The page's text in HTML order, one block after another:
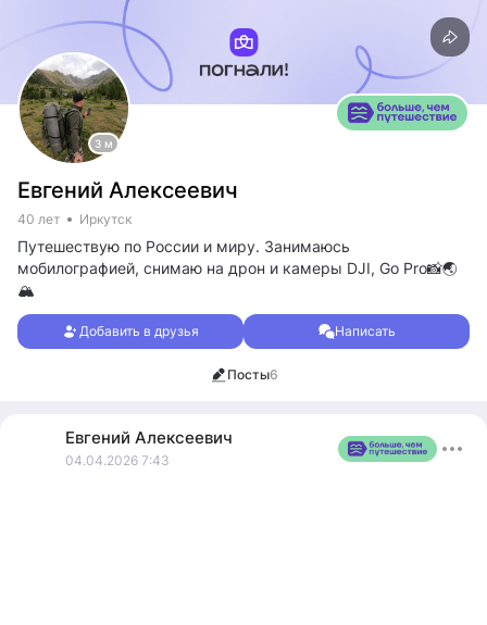
3 м
Евгений Алексеевич
40 лет Иркутск
Путешествую по России и миру. Занимаюсь
мобилографией, снимаю на дрон и камеры DJI, Go Pro📸🌏
🏔️
Добавить в друзья Написать
Посты6
Евгений Алексеевич
04.04.2026 7:43